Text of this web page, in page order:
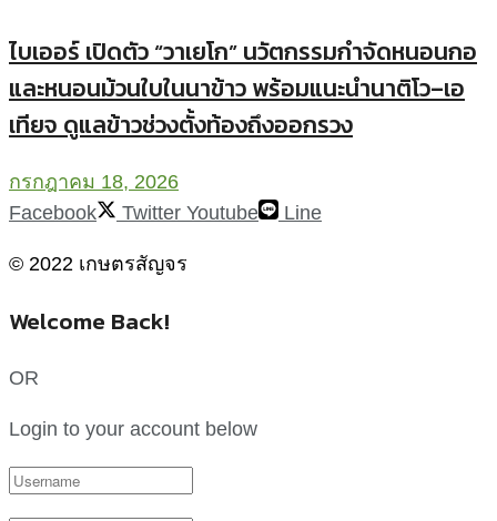
ไบเออร์ เปิดตัว “วาเยโก” นวัตกรรมกำจัดหนอนกอ
และหนอนม้วนใบในนาข้าว พร้อมแนะนำนาติโว–เอ
เทียจ ดูแลข้าวช่วงตั้งท้องถึงออกรวง
กรกฎาคม 18, 2026
Facebook
Twitter Youtube Line
© 2022 เกษตรสัญจร
Welcome Back!
OR
Login to your account below